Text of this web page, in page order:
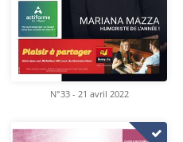
N°33 - 21 avril 2022